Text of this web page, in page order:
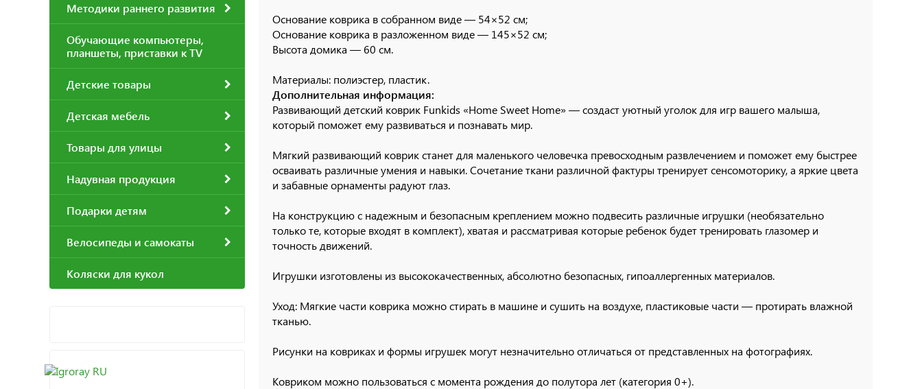
Методики раннего развития
Обучающие компьютеры,
планшеты, приставки к TV
Детские товары
Детская мебель
Товары для улицы
Надувная продукция
Подарки детям
Велосипеды и самокаты
Коляски для кукол
Основание коврика в собранном виде — 54×52 см;
Основание коврика в разложенном виде — 145×52 см;
Высота домика — 60 см.
Материалы: полиэстер, пластик.
Дополнительная информация:
Развивающий детский коврик Funkids «Home Sweet Home»— создаст уютный уголок для игр вашего малыша,
который поможет ему развиваться и познавать мир.
Мягкий развивающий коврик станет для маленького человечка превосходным развлечением и поможет ему быстрее
осваивать различные умения и навыки. Сочетание ткани различной фактуры тренирует сенсомоторику, а яркие цвета
и забавные орнаменты радуют глаз.
На конструкцию с надежным и безопасным креплением можно подвесить различные игрушки (необязательно
только те, которые входят в комплект), хватая и рассматривая которые ребенок будет тренировать глазомер и
точность движений.
Игрушки изготовлены из высококачественных, абсолютно безопасных, гипоаллергенных материалов.
Уход: Мягкие части коврика можно стирать в машине и сушить на воздухе, пластиковые части — протирать влажной
тканью.
Рисунки на ковриках и формы игрушек могут незначительно отличаться от представленных на фотографиях.
Ковриком можно пользоваться с момента рождения до полутора лет (категория 0+).